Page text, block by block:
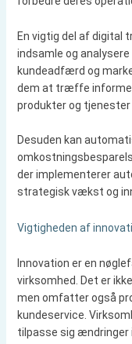
En vigtig del af digital
indsamle og
kundeadfærd og
dem at træffe
produkter og tjenester
Desuden kan
der implementerer
strategisk vækst og
Vigtigheden af
Innovation er en
virksomhed. Det er
men omfatter også
kundeservice.
tilpasse sig ændringer